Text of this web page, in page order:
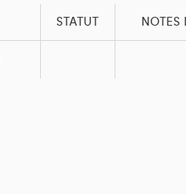
STATUT NOTES